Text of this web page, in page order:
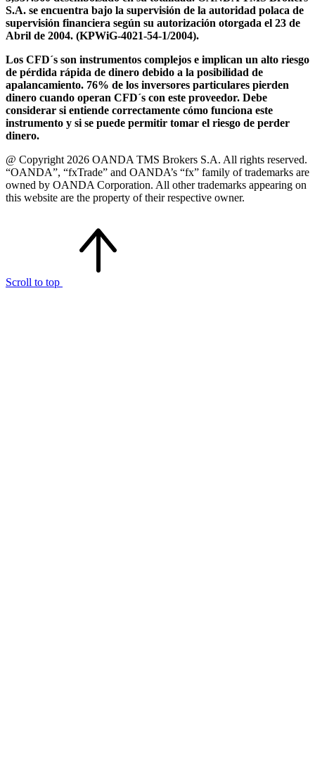
S.A. se encuentra bajo la supervisión de la autoridad polaca de
supervisión financiera según su autorización otorgada el 23 de
Abril de 2004. (KPWiG-4021-54-1/2004).
Los CFD´s son instrumentos complejos e implican un alto riesgo
de pérdida rápida de dinero debido a la posibilidad de
apalancamiento. 76% de los inversores particulares pierden
dinero cuando operan CFD´s con este proveedor. Debe
considerar si entiende correctamente cómo funciona este
instrumento y si se puede permitir tomar el riesgo de perder
dinero.
@ Copyright 2026 OANDA TMS Brokers S.A. All rights reserved.
“OANDA”, “fxTrade” and OANDA’s “fx” family of trademarks are
owned by OANDA Corporation. All other trademarks appearing on
this website are the property of their respective owner.
Scroll to top